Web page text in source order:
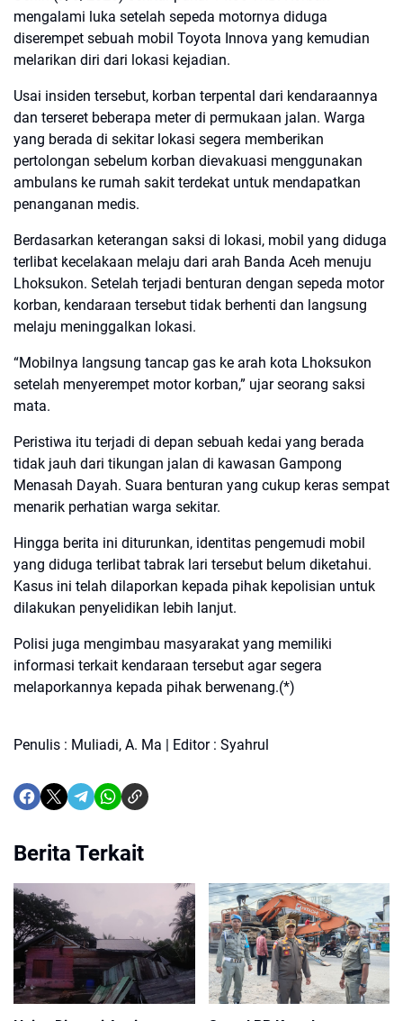
mengalami luka setelah sepeda motornya diduga
diserempet sebuah mobil Toyota Innova yang kemudian
melarikan diri dari lokasi kejadian.
Usai insiden tersebut, korban terpental dari kendaraannya
dan terseret beberapa meter di permukaan jalan. Warga
yang berada di sekitar lokasi segera memberikan
pertolongan sebelum korban dievakuasi menggunakan
ambulans ke rumah sakit terdekat untuk mendapatkan
penanganan medis.
Berdasarkan keterangan saksi di lokasi, mobil yang diduga
terlibat kecelakaan melaju dari arah Banda Aceh menuju
Lhoksukon. Setelah terjadi benturan dengan sepeda motor
korban, kendaraan tersebut tidak berhenti dan langsung
melaju meninggalkan lokasi.
“Mobilnya langsung tancap gas ke arah kota Lhoksukon
setelah menyerempet motor korban,” ujar seorang saksi
mata.
Peristiwa itu terjadi di depan sebuah kedai yang berada
tidak jauh dari tikungan jalan di kawasan Gampong
Menasah Dayah. Suara benturan yang cukup keras sempat
menarik perhatian warga sekitar.
Hingga berita ini diturunkan, identitas pengemudi mobil
yang diduga terlibat tabrak lari tersebut belum diketahui.
Kasus ini telah dilaporkan kepada pihak kepolisian untuk
dilakukan penyelidikan lebih lanjut.
Polisi juga mengimbau masyarakat yang memiliki
informasi terkait kendaraan tersebut agar segera
melaporkannya kepada pihak berwenang.(*)
Penulis : Muliadi, A. Ma | Editor : Syahrul
Berita Terkait